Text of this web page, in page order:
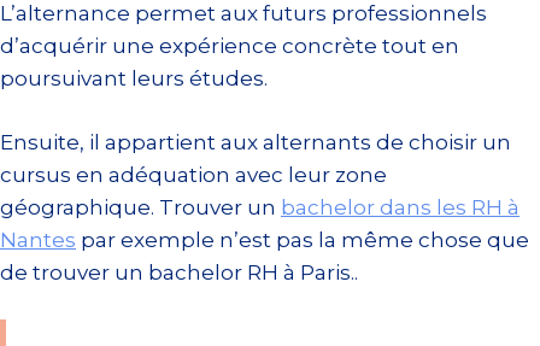
L’alternance permet aux futurs professionnels
d’acquérir une expérience concrète tout en
poursuivant leurs études.
Ensuite, il appartient aux alternants de choisir un
cursus en adéquation avec leur zone
géographique. Trouver un bachelor dans les RH à
Nantes par exemple n’est pas la même chose que
de trouver un bachelor RH à Paris..